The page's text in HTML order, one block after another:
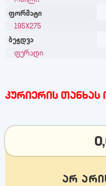
ფორმატი
195X275
ბეჭდვა
ფერადი
კურიერის
არ